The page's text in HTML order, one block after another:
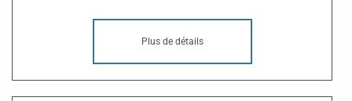
Plus de détails